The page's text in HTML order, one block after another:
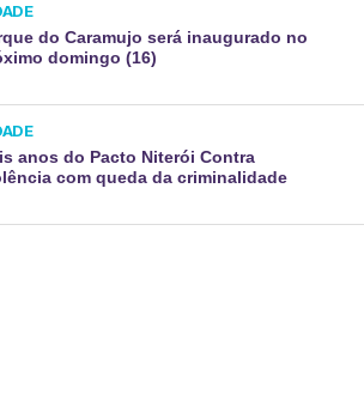
do Caramujo será inaugurado no
domingo (16)
anos do Pacto Niterói Contra
com queda da criminalidade